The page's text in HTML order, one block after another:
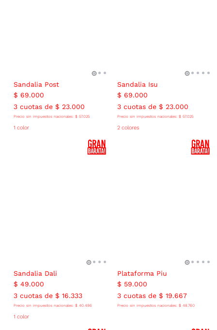
Sandalia Post
$ 69.000
3cuotas de $ 23.000
Precio sin impuestos nacionales: $ 57.025
1 color
Sandalia Isu
$ 69.000
3cuotas de $ 23.000
Precio sin impuestos nacionales: $ 57.025
2 colores
Sandalia Dali
$ 49.000
3cuotas de $ 16.333
Precio sin impuestos nacionales: $ 40.496
1 color
Plataforma Piu
$ 59.000
3cuotas de $ 19.667
Precio sin impuestos nacionales: $ 48.760